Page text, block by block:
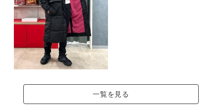
一覧を見る